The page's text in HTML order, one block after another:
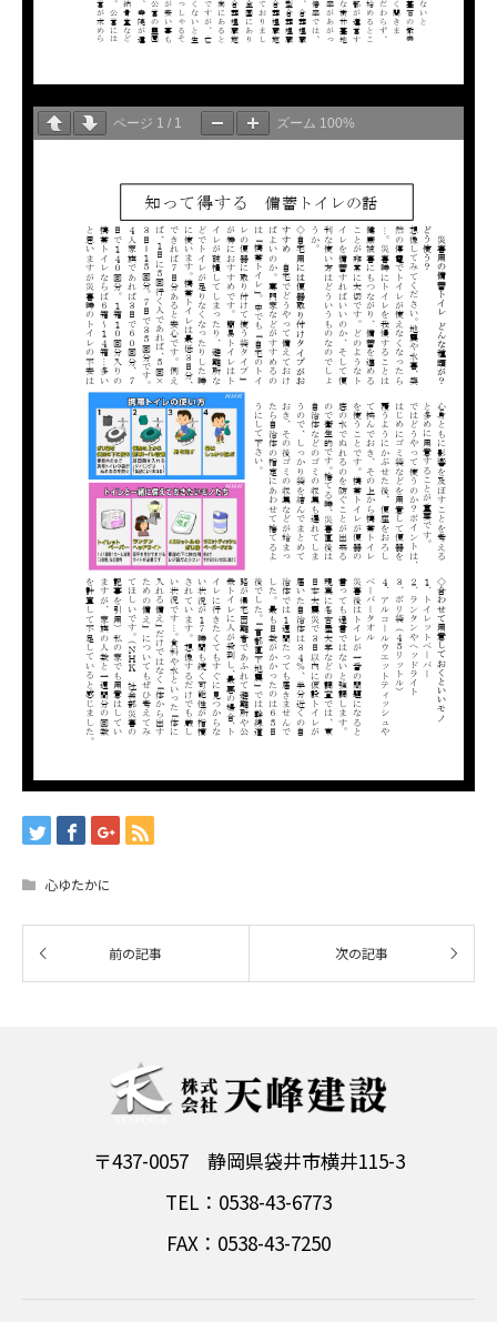
ページ 1 / 1 ズーム 100%
心ゆたかに
〒437-0057 静岡県袋井市横井115-3
TEL：0538-43-6773
FAX：0538-43-7250